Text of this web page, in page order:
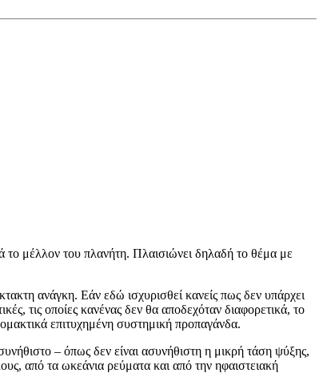
το μέλλον του πλανήτη. Πλαισιώνει δηλαδή το θέμα με
ανάγκη. Εάν εδώ ισχυρισθεί κανείς πως δεν υπάρχει
τις οποίες κανένας δεν θα αποδεχόταν διαφορετικά, το
επιτυχημένη συστημική προπαγάνδα.
– όπως δεν είναι ασυνήθιστη η μικρή τάση ψύξης,
από τα ωκεάνια ρεύματα και από την ηφαιστειακή